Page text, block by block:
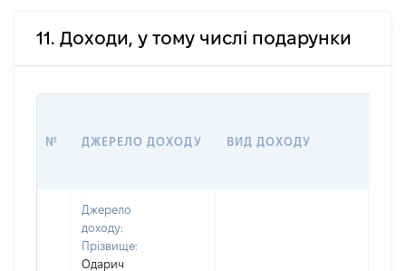
11. Доходи, у тому числі подарунки
№ ДЖЕРЕЛО ДОХОДУ ВИД ДОХОДУ
Джерело
доходу:
Прізвище:
Одарич